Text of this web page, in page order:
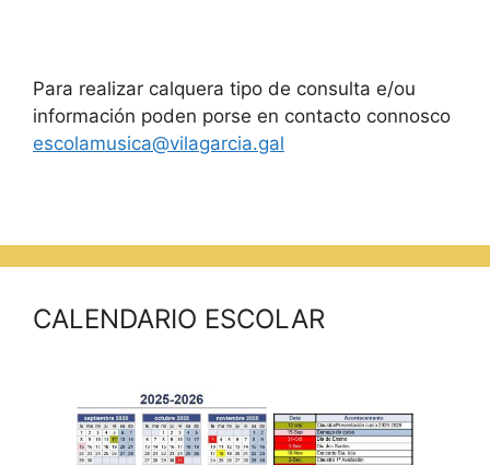
Para realizar calquera tipo de consulta e/ou
información poden porse en contacto connosco
escolamusica@vilagarcia.gal
CALENDARIO ESCOLAR